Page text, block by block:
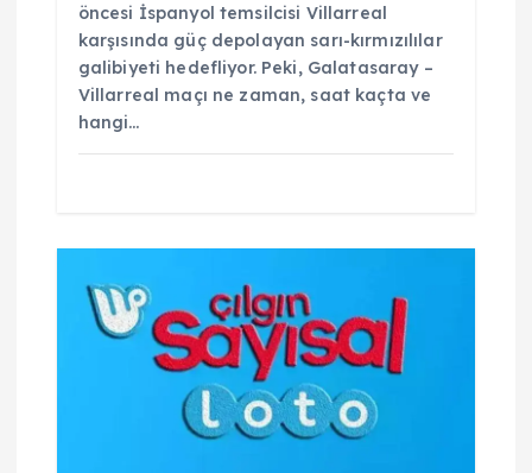
öncesi İspanyol temsilcisi Villarreal
karşısında güç depolayan sarı-kırmızılılar
galibiyeti hedefliyor. Peki, Galatasaray –
Villarreal maçı ne zaman, saat kaçta ve
hangi…